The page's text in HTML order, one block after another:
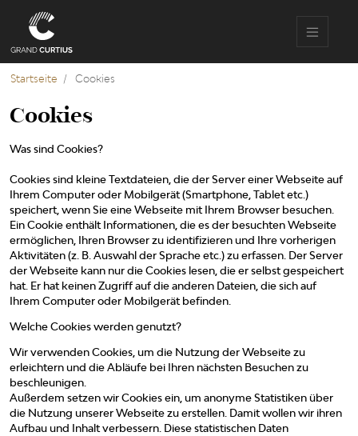
Startseite Cookies
Cookies
Was sind Cookies?
Cookies sind kleine Textdateien, die der Server einer Webseite auf
Ihrem Computer oder Mobilgerät (Smartphone, Tablet etc.)
speichert, wenn Sie eine Webseite mit Ihrem Browser besuchen.
Ein Cookie enthält Informationen, die es der besuchten Webseite
ermöglichen, Ihren Browser zu identifizieren und Ihre vorherigen
Aktivitäten (z. B. Auswahl der Sprache etc.) zu erfassen. Der Server
der Webseite kann nur die Cookies lesen, die er selbst gespeichert
hat. Er hat keinen Zugriff auf die anderen Dateien, die sich auf
Ihrem Computer oder Mobilgerät befinden.
Welche Cookies werden genutzt?
Wir verwenden Cookies, um die Nutzung der Webseite zu
erleichtern und die Abläufe bei Ihren nächsten Besuchen zu
beschleunigen.
Außerdem setzen wir Cookies ein, um anonyme Statistiken über
die Nutzung unserer Webseite zu erstellen. Damit wollen wir ihren
Aufbau und Inhalt verbessern. Diese statistischen Daten